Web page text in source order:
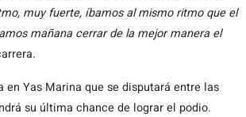
muy fuerte, íbamos al mismo ritmo que el
mañana cerrar de la mejor manera el
Yas Marina que se disputará entre las
su última chance de lograr el podio.